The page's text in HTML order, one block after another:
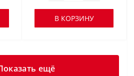
В КОРЗИНУ
ещё